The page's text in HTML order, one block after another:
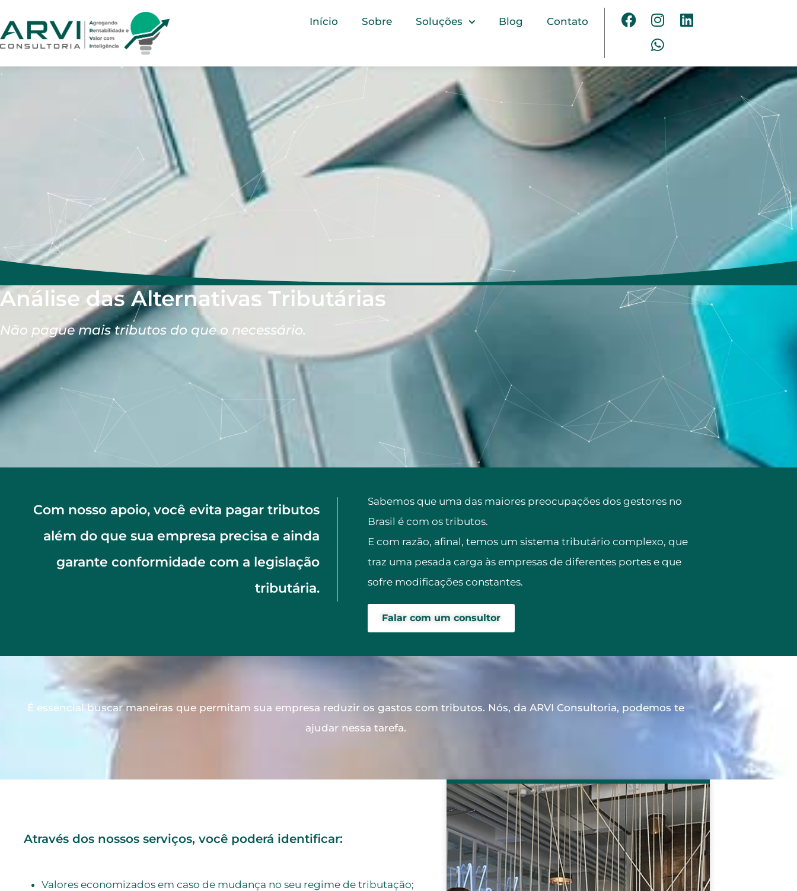
Início Sobre Soluções Blog Contato
Análise das Alternativas Tributárias
Não pague mais tributos do que o necessário.
Com nosso apoio, você evita pagar tributos
além do que sua empresa precisa e ainda
garante conformidade com a legislação
tributária.
Sabemos que uma das maiores preocupações dos gestores no
Brasil é com os tributos.
E com razão, afinal, temos um sistema tributário complexo, que
traz uma pesada carga às empresas de diferentes portes e que
sofre modificações constantes.
Falar com um consultor
É essencial buscar maneiras que permitam sua empresa reduzir os gastos com tributos. Nós, da ARVI Consultoria, podemos te
ajudar nessa tarefa.
Através dos nossos serviços, você poderá identificar:
Valores economizados em caso de mudança no seu regime de tributação;